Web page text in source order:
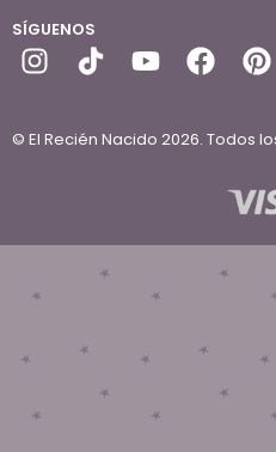
SÍGUENOS
© El Recién Nacido 2026. Todos